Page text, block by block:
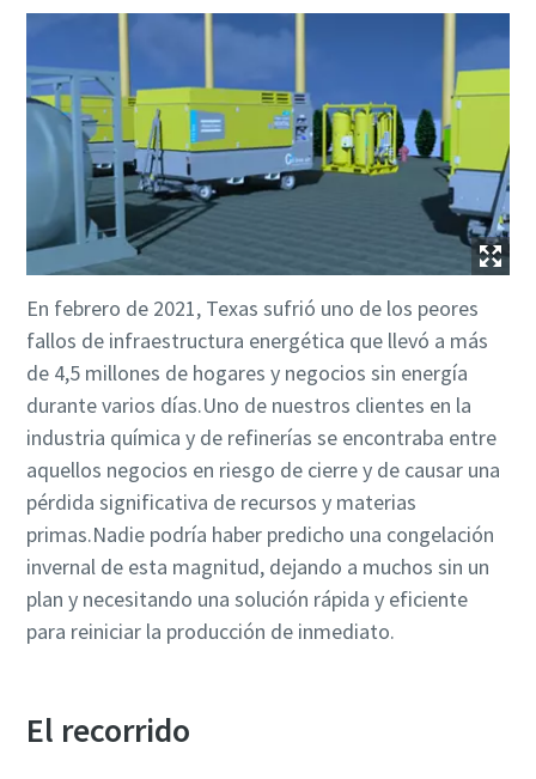
En febrero de 2021, Texas sufrió uno de los peores
fallos de infraestructura energética que llevó a más
de 4,5 millones de hogares y negocios sin energía
durante varios días.Uno de nuestros clientes en la
industria química y de refinerías se encontraba entre
aquellos negocios en riesgo de cierre y de causar una
pérdida significativa de recursos y materias
primas.Nadie podría haber predicho una congelación
invernal de esta magnitud, dejando a muchos sin un
plan y necesitando una solución rápida y eficiente
para reiniciar la producción de inmediato.
El recorrido